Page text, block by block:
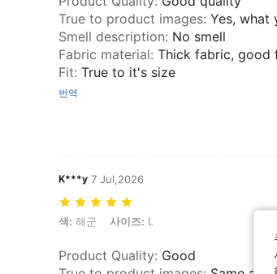
True to product images: Yes, what
Smell description: No smell
Fabric material: Thick fabric, good
Fit: True to it's size
번역
K***y 7 Jul,2026
색: 해군, 사이즈: L
색: 해군 사이즈: L
Product Quality: Good